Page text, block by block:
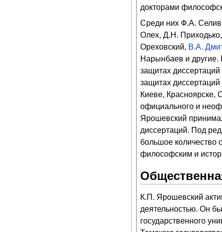
докторами
Среди них Ф.А.
Олех, Д.Н.
Ореховский, В.А.
Нарынбаев и
защитах
защитах
Киеве, Красноярске,
официального и
Ярошевский
диссертаций. Под
большое количество
философским и
К.П. Ярошевский
деятельностью. Он
государственного